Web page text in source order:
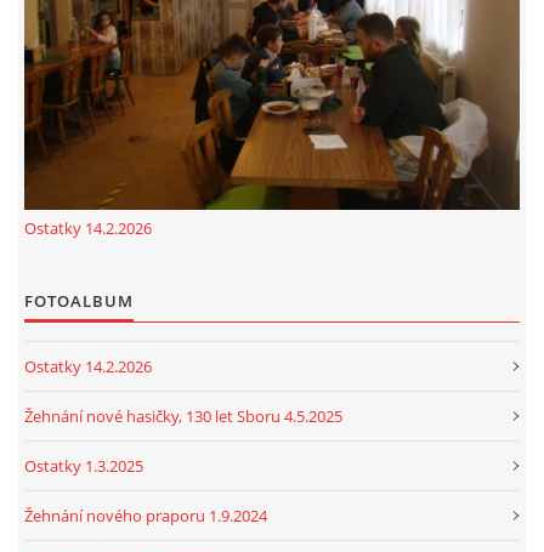
cenekji@seznam.cz
© 2026 eStránky.cz | RSS|Tisk| Nahoru ↑
Ostatky 14.2.2026
FOTOALBUM
Ostatky 14.2.2026
Žehnání nové hasičky, 130 let Sboru 4.5.2025
Ostatky 1.3.2025
Žehnání nového praporu 1.9.2024